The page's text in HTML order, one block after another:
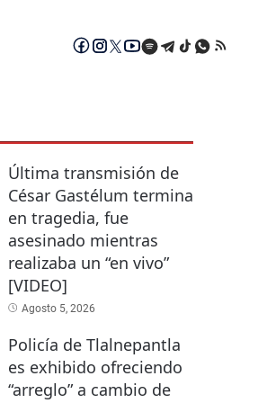
Última transmisión de
César Gastélum termina
en tragedia, fue
asesinado mientras
realizaba un “en vivo”
[VIDEO]
Agosto 5, 2026
Policía de Tlalnepantla
es exhibido ofreciendo
“arreglo” a cambio de